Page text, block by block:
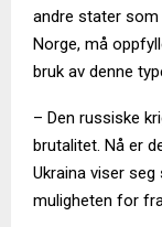
andre stater som
Norge, må
bruk av denne
– Den russiske
brutalitet. Nå er
Ukraina viser
muligheten for